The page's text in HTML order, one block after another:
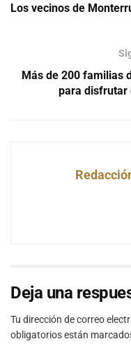
Los vecinos de
Más de 200 familias
para disfrutar
Deja una
Tu dirección de correo
obligatorios están